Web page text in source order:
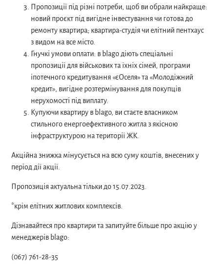
Пропозиції під різні потреби, щоб ви обрали найкраще:
новий проєкт під вигідне інвестування чи готова до
ремонту квартира; квартира-студія чи елітний пентхаус
з видом на все місто.
Гнучкі умови оплати: в blago діють спеціальні
пропозиції для військових та їхніх сімей, програми
іпотечного кредитування «єОселя» та «Молодіжний
кредит», вигідне розтермінування для покупців
нерухомості під виплату.
Купуючи квартиру в blago, ви стаєте власником
стильного енергоефективного житла з якісною
інфраструктурою на території ЖК.
Акційна знижка мінусується на всю суму коштів, внесених у
період дії акції.
Пропозиція актуальна тільки до 15.07.2023.
*крім елітних житлових комплексів.
Дізнавайтеся про квартири та запитуйте більше про акцію у
менеджерів blago:
(067) 761-28-35